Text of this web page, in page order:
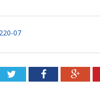
07
TwitterFacebook